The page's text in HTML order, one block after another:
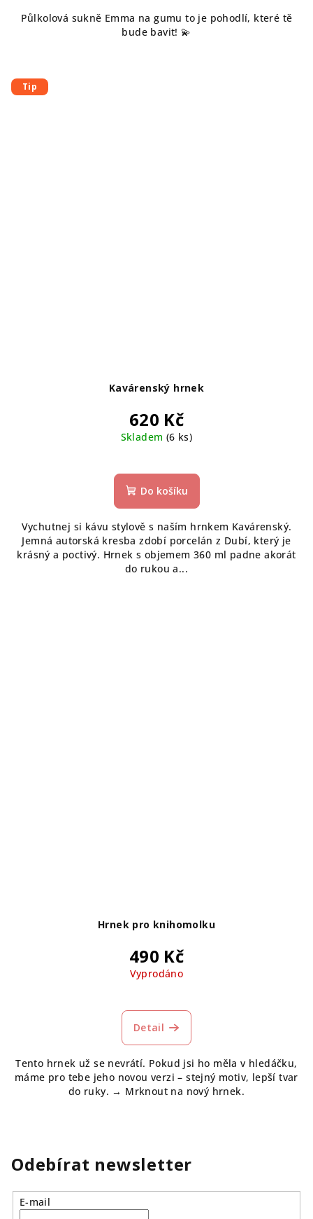
Půlkolová sukně Emma na gumu to je pohodlí, které tě
bude bavit! 💫
Tip
Kavárenský hrnek
620 Kč
Skladem (6 ks)
Do košíku
Vychutnej si kávu stylově s naším hrnkem Kavárenský.
Jemná autorská kresba zdobí porcelán z Dubí, který je
krásný a poctivý. Hrnek s objemem 360 ml padne akorát
do rukou a...
Hrnek pro knihomolku
490 Kč
Vyprodáno
hodnocení
produktu
z
5
hvězdiček.
Detail
Tento hrnek už se nevrátí. Pokud jsi ho měla v hledáčku,
máme pro tebe jeho novou verzi – stejný motiv, lepší tvar
do ruky. → Mrknout na nový hrnek.
Odebírat newsletter
E-mail